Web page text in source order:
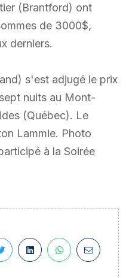
(Brantford) ont
de 3000$,
derniers.
s'est adjugé le prix
nuits au Mont-
(Québec). Le
Lammie. Photo
à la Soirée